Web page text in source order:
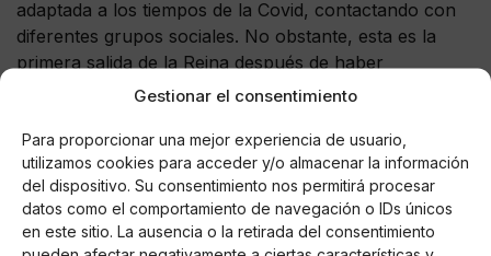
Gestionar el consentimiento
Para proporcionar una mejor experiencia de usuario,
utilizamos cookies para acceder y/o almacenar la información
del dispositivo. Su consentimiento nos permitirá procesar
datos como el comportamiento de navegación o IDs únicos
en este sitio. La ausencia o la retirada del consentimiento
adaptada a los tiempos de la Covid, contactando con
diferentes grupos sociales. No obstante, esta es la
primera salida de la Reina después de haber
permanecido dos semanas aislada en el Palacio de La
coronavirus,aunque no lo padeció. Días antes de que
se declarara el estado de alarma, coincidió con la
ministra de Igualdad,Irene Montero,que hasta hace
unos días estaba contagiada.